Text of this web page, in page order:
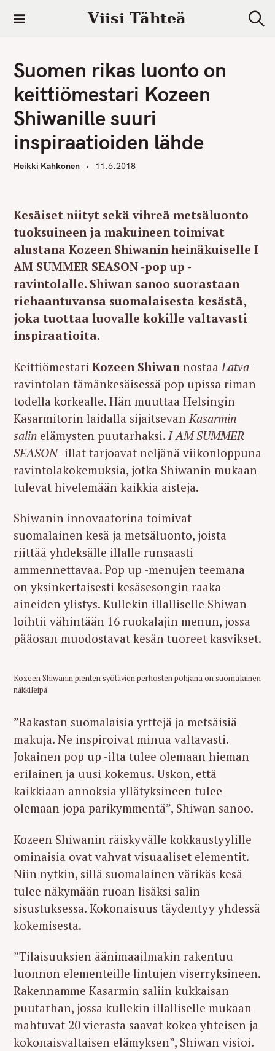
i
Viisi Tähteä
e
Suomen rikas luonto on
keittiömestari Kozeen
Shiwanille suuri
inspiraatioiden lähde
Heikki Kahkonen 11.6.2018
Kesäiset niityt sekä vihreä metsäluonto
tuoksuineen ja makuineen toimivat
alustana Kozeen Shiwanin heinäkuiselle I
AM SUMMER SEASON -pop up -
ravintolalle. Shiwan sanoo suorastaan
riehaantuvansa suomalaisesta kesästä,
joka tuottaa luovalle kokille valtavasti
inspiraatioita.
Keittiömestari Kozeen Shiwan nostaa Latva-
ravintolan tämänkesäisessä pop upissa riman
todella korkealle. Hän muuttaa Helsingin
Kasarmitorin laidalla sijaitsevan Kasarmin
salin elämysten puutarhaksi. I AM SUMMER
SEASON-illat tarjoavat neljänä viikonloppuna
ravintolakokemuksia, jotka Shiwanin mukaan
tulevat hivelemään kaikkia aisteja.
Shiwanin innovaatorina toimivat
suomalainen kesä ja metsäluonto, joista
riittää yhdeksälle illalle runsaasti
ammennettavaa. Pop up -menujen teemana
on yksinkertaisesti kesäsesongin raaka-
aineiden ylistys. Kullekin illalliselle Shiwan
loihtii vähintään 16 ruokalajin menun, jossa
pääosan muodostavat kesän tuoreet kasvikset.
Kozeen Shiwanin pienten syötävien perhosten pohjana on suomalainen
näkkileipä.
”Rakastan suomalaisia yrttejä ja metsäisiä
makuja. Ne inspiroivat minua valtavasti.
Jokainen pop up -ilta tulee olemaan hieman
erilainen ja uusi kokemus. Uskon, että
kaikkiaan annoksia yllätyksineen tulee
olemaan jopa parikymmentä”, Shiwan sanoo.
Kozeen Shiwanin räiskyvälle kokkaustyylille
ominaisia ovat vahvat visuaaliset elementit.
Niin nytkin, sillä suomalainen värikäs kesä
tulee näkymään ruoan lisäksi salin
sisustuksessa. Kokonaisuus täydentyy yhdessä
kokemisesta.
”Tilaisuuksien äänimaailmakin rakentuu
luonnon elementeille lintujen viserryksineen.
Rakennamme Kasarmin saliin kukkaisan
puutarhan, jossa kullekin illalliselle mukaan
mahtuvat 20 vierasta saavat kokea yhteisen ja
kokonaisvaltaisen elämyksen”, Shiwan visioi.